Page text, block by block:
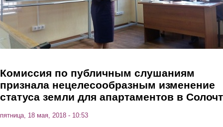
Комиссия по публичным слушаниям
признала нецелесообразным изменение
статуса земли для апартаментов в
пятница, 18 мая, 2018 - 10:53